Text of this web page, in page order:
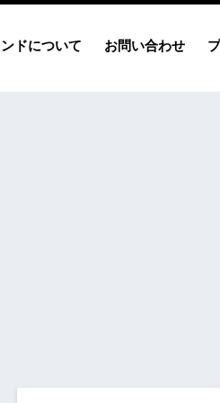
ドについて お問い合わせ